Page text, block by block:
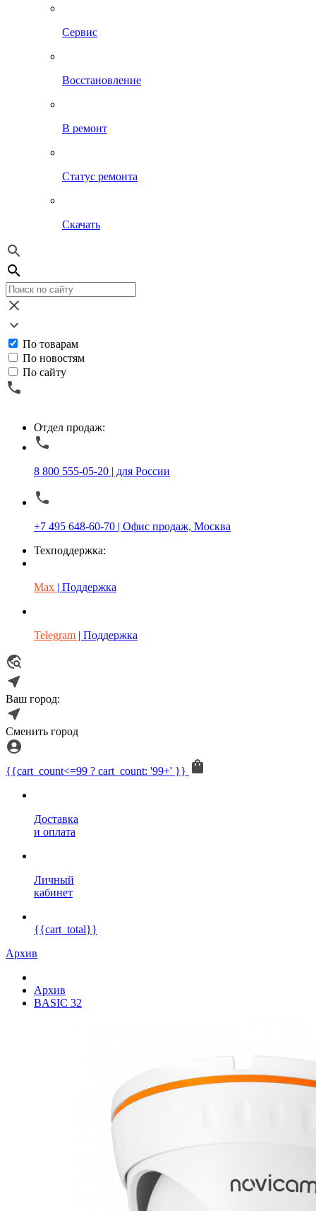
Сервис
Восстановление
В ремонт
Статус ремонта
Скачать
По товарам
По новостям
По сайту
Отдел продаж:
8 800 555-05-20 | для России
+7 495 648-60-70 | Офис продаж, Москва
Техподдержка:
Max | Поддержка
Telegram | Поддержка
Ваш город:
Сменить город
{{cart_count<=99 ? cart_count: '99+' }}
Доставка
и оплата
Личный
кабинет
{{cart_total}}
Архив
Архив
BASIC 32